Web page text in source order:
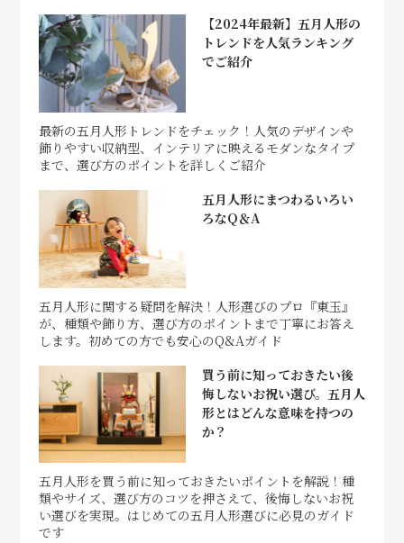
【2024年最新】五月人形の
トレンドを人気ランキング
でご紹介
最新の五月人形トレンドをチェック！人気のデザインや
飾りやすい収納型、インテリアに映えるモダンなタイプ
まで、選び方のポイントを詳しくご紹介
五月人形にまつわるいろい
ろなQ＆A
五月人形に関する疑問を解決！人形選びのプロ『東玉』
が、種類や飾り方、選び方のポイントまで丁寧にお答え
します。初めての方でも安心のQ&Aガイド
買う前に知っておきたい後
悔しないお祝い選び。五月人
形とはどんな意味を持つの
か？
五月人形を買う前に知っておきたいポイントを解説！種
類やサイズ、選び方のコツを押さえて、後悔しないお祝
い選びを実現。はじめての五月人形選びに必見のガイド
です